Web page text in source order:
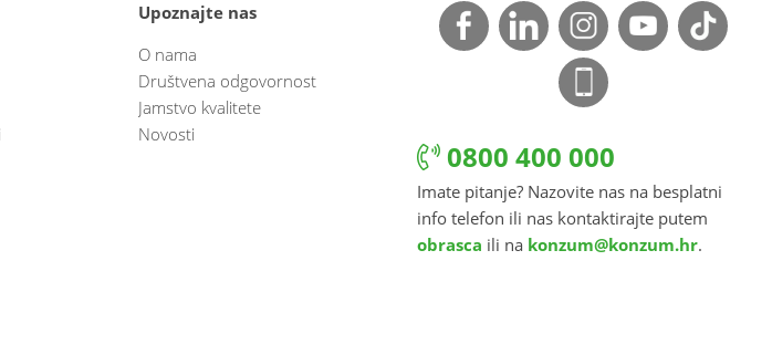
Upoznajte nas
O nama
Društvena odgovornost
Jamstvo kvalitete
Novosti
0800 400 000
Imate pitanje? Nazovite nas na besplatni
info telefon ili nas kontaktirajte putem
obrasca ili na konzum@konzum.hr.